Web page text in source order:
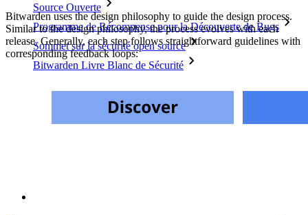
Source Ouverte
Programme de Récompense pour la Découverte de Bugs
Sommet sur la sécurité open source
Bitwarden Livre Blanc de Sécurité
Formation
Centre d'aide
Bitwarden uses the design philosophy to guide the design process.
Similar to the design philosophy, the process evolves with each
release. Generally, each step follows straightforward guidelines with
corresponding feedback loops: